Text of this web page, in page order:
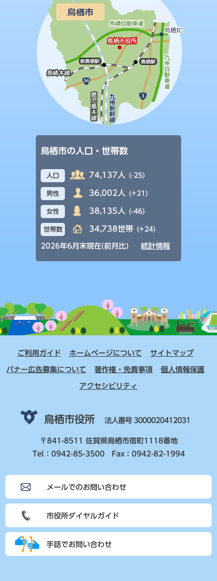
鳥栖市の人口・世帯数
人口 74,137人 (-25)
男性 36,002人 (+21)
女性 38,135人 (-46)
世帯数 34,738世帯 (+24)
2026年6月末現在(前月比) 統計情報
ご利用ガイド ホームページについて サイトマップ
バナー広告募集について 著作権・免責事項 個人情報保護
アクセシビリティ
鳥栖市役所 法人番号 3000020412031
〒841-8511 佐賀県鳥栖市宿町1118番地
Tel：0942-85-3500 Fax：0942-82-1994
メールでのお問い合わせ
市役所ダイヤルガイド
手話でお問い合わせ